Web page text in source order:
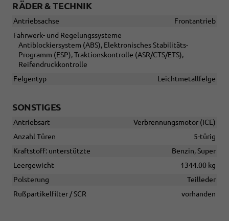
RÄDER & TECHNIK
Antriebsachse
Frontantrieb
Fahrwerk- und Regelungssysteme
Antiblockiersystem (ABS), Elektronisches Stabilitäts-
Programm (ESP), Traktionskontrolle (ASR/CTS/ETS),
Reifendruckkontrolle
Felgentyp
Leichtmetallfelge
SONSTIGES
Antriebsart
Verbrennungsmotor (ICE)
Anzahl Türen
5-türig
Kraftstoff: unterstützte
Benzin, Super
Leergewicht
1344.00 kg
Polsterung
Teilleder
Rußpartikelfilter / SCR
vorhanden